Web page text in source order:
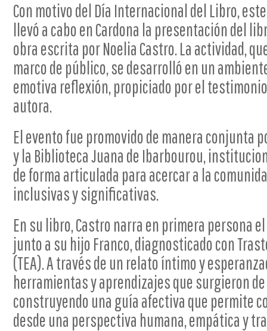
Con motivo del Día Internacional del Libro,
llevó a cabo en Cardona la presentación del
obra escrita por Noelia Castro. La actividad,
marco de público, se desarrolló en un
emotiva reflexión, propiciado por el
autora.
El evento fue promovido de manera conjunta
y la Biblioteca Juana de Ibarbourou,
de forma articulada para acercar a la
inclusivas y significativas.
En su libro, Castro narra en primera persona
junto a su hijo Franco, diagnosticado con
(TEA). A través de un relato íntimo y
herramientas y aprendizajes que surgieron
construyendo una guía afectiva que permite
desde una perspectiva humana, empática y